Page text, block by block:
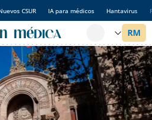
CSUR IA para médicos Hantavirus